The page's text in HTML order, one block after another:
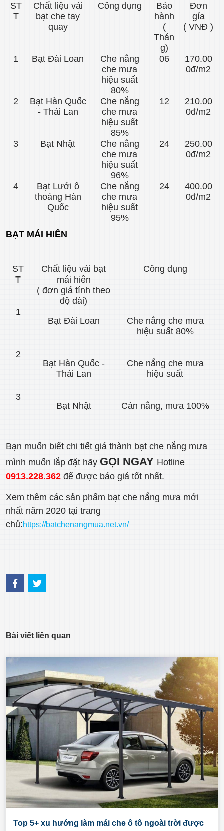
ST
T
Chất liệu vải
bạt che tay
quay
Công dụng
Bảo
hành
(
Thán
g)
Đơn
gía
( VNĐ )
1 Bạt Đài Loan
Che nắng
che mưa
hiệu suất
80%
06
170.00
0đ/m2
2
Bạt Hàn Quốc
- Thái Lan
Che nắng
che mưa
hiệu suất
85%
12
210.00
0đ/m2
3 Bạt Nhật
Che nắng
che mưa
hiệu suất
96%
24
250.00
0đ/m2
4
Bạt Lưới ô
thoáng Hàn
Quốc
Che nắng
che mưa
hiệu suất
95%
24
400.00
0đ/m2
BẠT MÁI HIÊN
ST
T
Chất liệu vải bạt
mái hiên
( đơn giá tính theo
độ dài)
Công dụng
1
Bạt Đài Loan
Che nắng che mưa
hiệu suất 80%
2
Bạt Hàn Quốc -
Thái Lan
Che nắng che mưa
hiệu suất
3
Bạt Nhật
Cản nắng, mưa 100%
Bạn muốn biết chi tiết giá thành bạt che nắng mưa
mình muốn lắp đặt hãy GỌI NGAY Hotline
0913.228.362 để được báo giá tốt nhất.
Xem thêm các sản phẩm bạt che nắng mưa mới
nhất năm 2020 tại trang
chủ:https://batchenangmua.net.vn/
Bài viết liên quan
Top 5+ xu hướng làm mái che ô tô ngoài trời được